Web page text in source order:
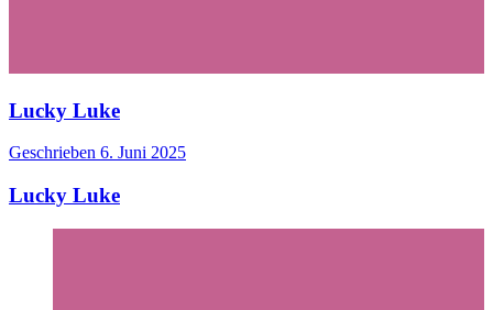
Lucky Luke
Geschrieben 6. Juni 2025
Lucky Luke